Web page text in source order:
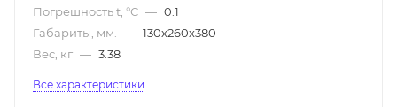
Погрешность t, °С — 0.1
Габариты, мм.
— 130х260х380
Вес, кг — 3.38
Все характеристики